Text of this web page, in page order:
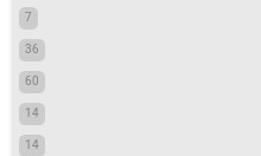
7
36
60
14
14